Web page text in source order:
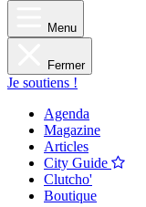
Menu
Fermer
Je soutiens !
Agenda
Magazine
Articles
City Guide
Clutcho'
Boutique